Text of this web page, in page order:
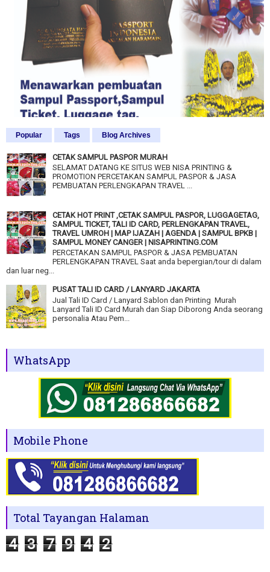
Popular Tags Blog Archives
CETAK SAMPUL PASPOR MURAH
SELAMAT DATANG KE SITUS WEB NISA PRINTING &
PROMOTION PERCETAKAN SAMPUL PASPOR & JASA
PEMBUATAN PERLENGKAPAN TRAVEL ...
CETAK HOT PRINT ,CETAK SAMPUL PASPOR, LUGGAGETAG,
SAMPUL TICKET, TALI ID CARD, PERLENGKAPAN TRAVEL,
TRAVEL UMROH | MAP IJAZAH | AGENDA | SAMPUL BPKB |
SAMPUL MONEY CANGER | NISAPRINTING.COM
PERCETAKAN SAMPUL PASPOR & JASA PEMBUATAN
PERLENGKAPAN TRAVEL Saat anda bepergian/tour di dalam
dan luar neg...
PUSAT TALI ID CARD / LANYARD JAKARTA
Jual Tali ID Card / Lanyard Sablon dan Printing Murah
Lanyard Tali ID Card Murah dan Siap Diborong Anda seorang
personalia Atau Pem...
WhatsApp
Mobile Phone
Total Tayangan Halaman
4 3 7 9 4 2